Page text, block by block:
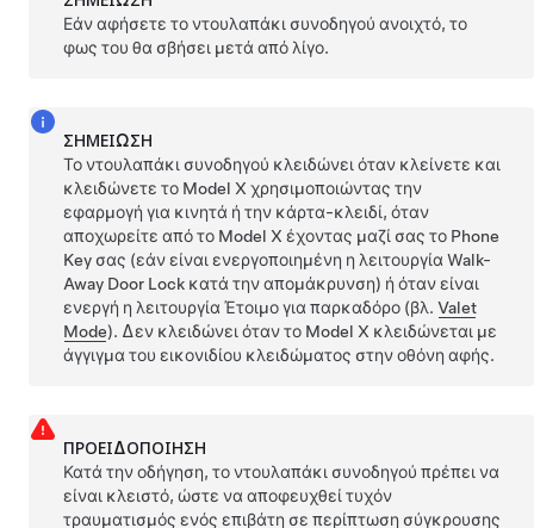
Εάν αφήσετε το ντουλαπάκι συνοδηγού ανοιχτό, το
φως του θα σβήσει μετά από λίγο.
ΣΗΜΕΊΩΣΗ
Το ντουλαπάκι συνοδηγού κλειδώνει όταν κλείνετε και
κλειδώνετε το Model X χρησιμοποιώντας την
εφαρμογή για κινητά ή την κάρτα-κλειδί, όταν
αποχωρείτε από το Model X έχοντας μαζί σας το Phone
Key σας (εάν είναι ενεργοποιημένη η λειτουργία Walk-
Away Door Lock κατά την απομάκρυνση) ή όταν είναι
ενεργή η λειτουργία Έτοιμο για παρκαδόρο (βλ.Valet
Mode). Δεν κλειδώνει όταν το Model X κλειδώνεται με
άγγιγμα του εικονιδίου κλειδώματος στην οθόνη αφής.
ΠΡΟΕΙΔΟΠΟΊΗΣΗ
Κατά την οδήγηση, το ντουλαπάκι συνοδηγού πρέπει να
είναι κλειστό, ώστε να αποφευχθεί τυχόν
τραυματισμός ενός επιβάτη σε περίπτωση σύγκρουσης